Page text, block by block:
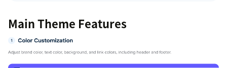
Main Theme Features